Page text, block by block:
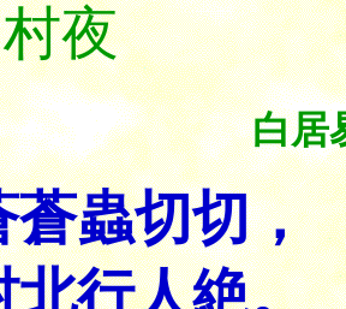
村夜
蒼蟲切切，
北行人絶。